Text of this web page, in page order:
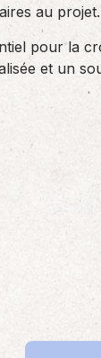
au projet.
pour la
et un